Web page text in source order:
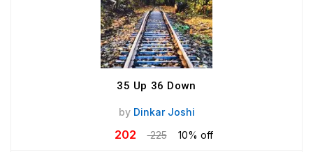
35 Up 36 Down
by Dinkar Joshi
202 225 10% off